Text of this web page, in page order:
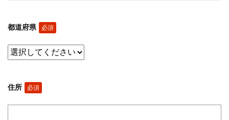
都道府県 必須
住所 必須